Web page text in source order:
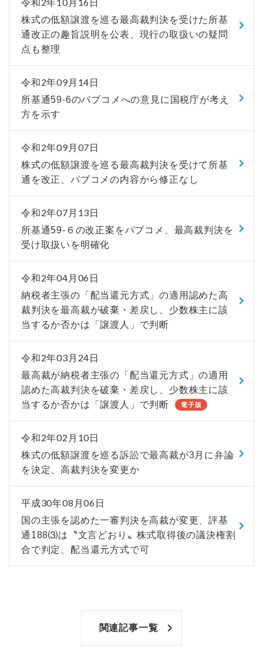
株式の低額譲渡を巡る最高裁判決を受けた所基
通改正の趣旨説明を公表、現行の取扱いの疑問
点も整理
令和2年09月14日
所基通59-6のパブコメへの意見に国税庁が考え
方を示す
令和2年09月07日
株式の低額譲渡を巡る最高裁判決を受けて所基
通を改正、パブコメの内容から修正なし
令和2年07月13日
所基通59-６の改正案をパブコメ、最高裁判決を
受け取扱いを明確化
令和2年04月06日
納税者主張の「配当還元方式」の適用認めた高
裁判決を最高裁が破棄・差戻し、少数株主に該
当するか否かは「譲渡人」で判断
令和2年03月24日
最高裁が納税者主張の「配当還元方式」の適用
認めた高裁判決を破棄・差戻し、少数株主に該
当するか否かは「譲渡人」で判断
電子版
令和2年02月10日
株式の低額譲渡を巡る訴訟で最高裁が3月に弁論
を決定、高裁判決を変更か
平成30年08月06日
国の主張を認めた一審判決を高裁が変更、評基
通188⑶は〝文言どおり〟株式取得後の議決権割
合で判定、配当還元方式で可
関連記事一覧